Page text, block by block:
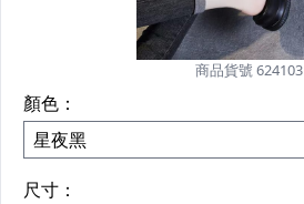
商品貨號 624103
顏色：
尺寸：